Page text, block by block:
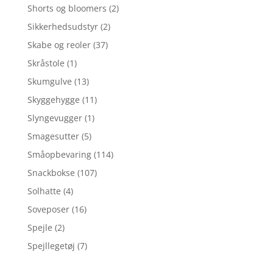
Shorts og bloomers (2)
Sikkerhedsudstyr (2)
Skabe og reoler (37)
Skråstole (1)
Skumgulve (13)
Skyggehygge (11)
Slyngevugger (1)
Smagesutter (5)
Småopbevaring (114)
Snackbokse (107)
Solhatte (4)
Soveposer (16)
Spejle (2)
Spejllegetøj (7)